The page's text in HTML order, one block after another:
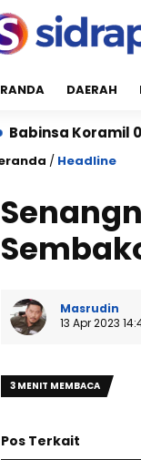
DAERAH
02/Tellu
/ Headline
Masrudin
13 Apr 2023
3 MENIT MEMBACA
Pos Terkait